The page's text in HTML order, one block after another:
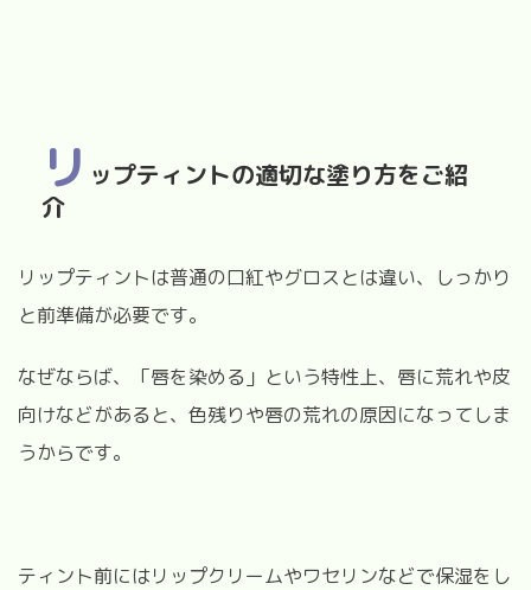
リ ップティントの適切な塗り方をご紹
介
リップティントは普通の口紅やグロスとは違い、しっかり
と前準備が必要です。
なぜならば、「唇を染める」という特性上、唇に荒れや皮
向けなどがあると、色残りや唇の荒れの原因になってしま
うからです。
ティント前にはリップクリームやワセリンなどで保湿をし